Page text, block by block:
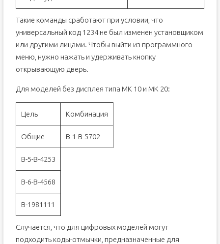
Такие команды сработают при условии, что
универсальный код 1234 не был изменен установщиком
или другими лицами. Чтобы выйти из программного
меню, нужно нажать и удерживать кнопку
открывающую дверь.
Для моделей без дисплея типа МК 10 и МК 20:
Цель Комбинация
Общие В-1-В-5702
В-5-В-4253
В-6-В-4568
В-1981111
Случается, что для цифровых моделей могут
подходить коды-отмычки, предназначенные для